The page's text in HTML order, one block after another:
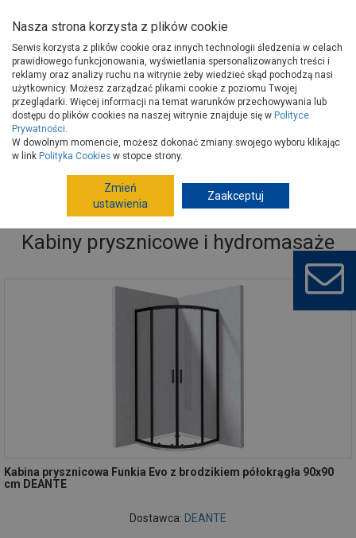
Strona główna Wyposażenie
Prysznice
Kabiny prysznicowe i hydromasaże
Kabiny prysznicowe i hydromasaże
Kabina prysznicowa Funkia Evo z brodzikiem półokrągła 90x90
cm DEANTE
Dostawca: DEANTE
Nasza strona korzysta z plików cookie
Serwis korzysta z plików cookie oraz innych technologii śledzenia w celach
prawidłowego funkcjonowania, wyświetlania spersonalizowanych treści i
reklamy oraz analizy ruchu na witrynie żeby wiedzieć skąd pochodzą nasi
użytkownicy. Możesz zarządzać plikami cookie z poziomu Twojej
przeglądarki. Więcej informacji na temat warunków przechowywania lub
dostępu do plików cookies na naszej witrynie znajduje się w Polityce
Prywatności.
W dowolnym momencie, możesz dokonać zmiany swojego wyboru klikając
w link Polityka Cookies w stopce strony.
Zmień
ustawienia
Zaakceptuj